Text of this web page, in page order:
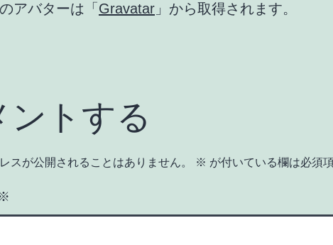
アバターは「 Gravatar 」から取得されます。
ントする
スが公開されることはありません。 ※ が付いている欄は必須